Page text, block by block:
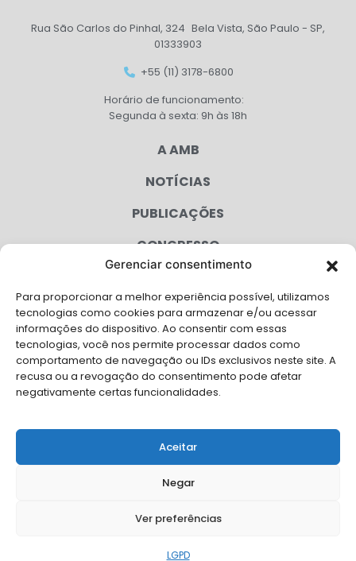
Gerenciar consentimento
Para proporcionar a melhor experiência possível, utilizamos
tecnologias como cookies para armazenar e/ou acessar
informações do dispositivo. Ao consentir com essas
tecnologias, você nos permite processar dados como
comportamento de navegação ou IDs exclusivos neste site. A
recusa ou a revogação do consentimento pode afetar
negativamente certas funcionalidades.
Aceitar
Negar
Ver preferências
LGPD
Rua São Carlos do Pinhal, 324 Bela Vista, São Paulo - SP,
01333903
+55 (11) 3178-6800
Horário de funcionamento:
Segunda à sexta: 9h às 18h
A AMB
NOTÍCIAS
PUBLICAÇÕES
CONGRESSO
CAMPANHAS
SERVIÇOS
FILIADAS
FALE CONOSCO
Solicite Apoio Institucional da AMB para o seu evento